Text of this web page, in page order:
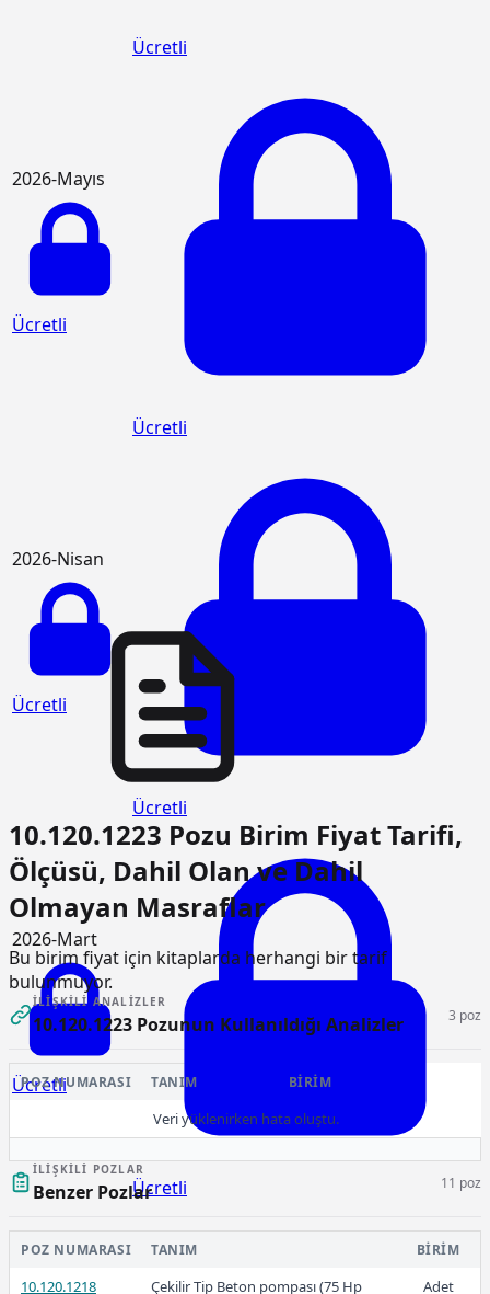
Ücretli
2026-Mayıs
Ücretli
Ücretli
2026-Nisan
Ücretli
Ücretli
2026-Mart
Ücretli
Ücretli
10.120.1223 Pozu Birim Fiyat Tarifi,
Ölçüsü, Dahil Olan ve Dahil
Olmayan Masraflar
Bu birim fiyat için kitaplarda herhangi bir tarif
bulunmuyor.
İLIŞKILI ANALIZLER
10.120.1223 Pozunun Kullanıldığı Analizler 3 poz
POZ NUMARASI TANIM BIRIM
Veri yüklenirken hata oluştu.
İLIŞKILI POZLAR
Benzer Pozlar 11 poz
POZ NUMARASI TANIM BIRIM
10.120.1218 Çekilir Tip Beton pompası (75 Hp Adet